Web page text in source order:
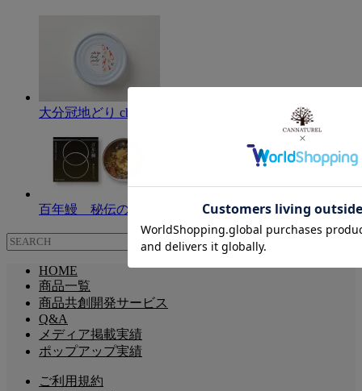
大分冠地どり chili sauce (Oita_chili)
百年鰻 秘伝のアヒージョ (unagi_ajiilo)
HOME
商品一覧
商品共創開発サービス
Q&A
メディア掲載実績
ポップアップ実績
ご利用規約